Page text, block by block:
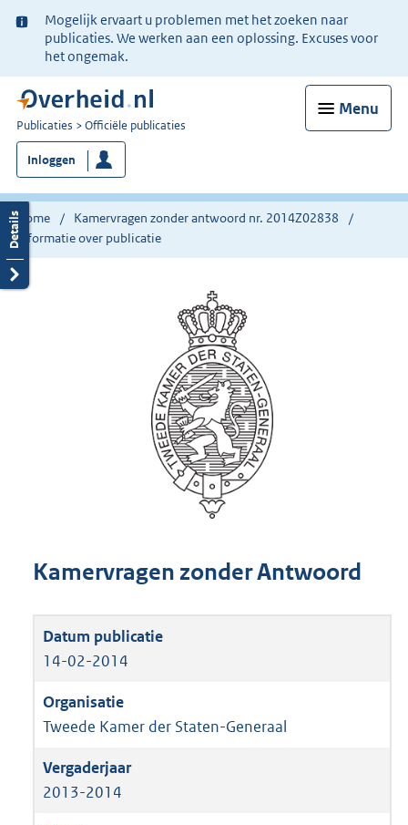
Ter
informatie:
Mogelijk ervaart u problemen met het zoeken naar
publicaties. We werken aan een oplossing. Excuses voor
het ongemak.
Menu
U
bent
nu
hier:
Publicaties Officiële publicaties
Inloggen
Home
Kamervragen zonder antwoord nr. 2014Z02838
Informatie over publicatie
Kamervragen zonder Antwoord
14-02-2014
Tweede Kamer der Staten-Generaal
2013-2014